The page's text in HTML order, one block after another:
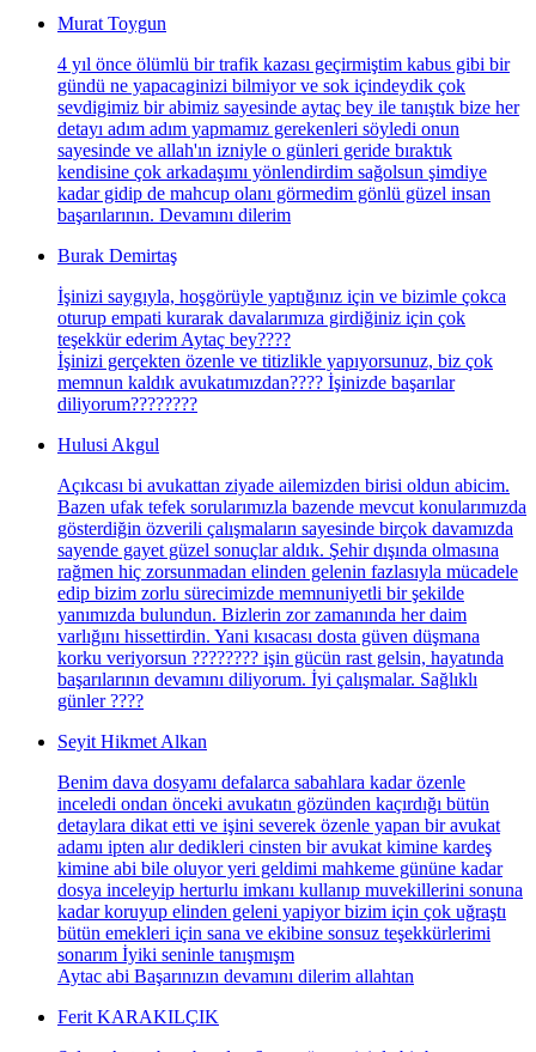
Murat Toygun
4 yıl önce ölümlü bir trafik kazası geçirmiştim kabus gibi bir
gündü ne yapacaginizi bilmiyor ve sok içindeydik çok
sevdigimiz bir abimiz sayesinde aytaç bey ile tanıştık bize her
detayı adım adım yapmamız gerekenleri söyledi onun
sayesinde ve allah'ın izniyle o günleri geride bıraktık
kendisine çok arkadaşımı yönlendirdim sağolsun şimdiye
kadar gidip de mahcup olanı görmedim gönlü güzel insan
başarılarının. Devamını dilerim
Burak Demirtaş
İşinizi saygıyla, hoşgörüyle yaptığınız için ve bizimle çokca
oturup empati kurarak davalarımıza girdiğiniz için çok
teşekkür ederim Aytaç bey????
İşinizi gerçekten özenle ve titizlikle yapıyorsunuz, biz çok
memnun kaldık avukatımızdan???? İşinizde başarılar
diliyorum????????
Hulusi Akgul
Açıkcası bi avukattan ziyade ailemizden birisi oldun abicim.
Bazen ufak tefek sorularımızla bazende mevcut konularımızda
gösterdiğin özverili çalışmaların sayesinde birçok davamızda
sayende gayet güzel sonuçlar aldık. Şehir dışında olmasına
rağmen hiç zorsunmadan elinden gelenin fazlasıyla mücadele
edip bizim zorlu sürecimizde memnuniyetli bir şekilde
yanımızda bulundun. Bizlerin zor zamanında her daim
varlığını hissettirdin. Yani kısacası dosta güven düşmana
korku veriyorsun ???????? işin gücün rast gelsin, hayatında
başarılarının devamını diliyorum. İyi çalışmalar. Sağlıklı
günler ????
Seyit Hikmet Alkan
Benim dava dosyamı defalarca sabahlara kadar özenle
inceledi ondan önceki avukatın gözünden kaçırdığı bütün
detaylara dikat etti ve işini severek özenle yapan bir avukat
adamı ipten alır dedikleri cinsten bir avukat kimine kardeş
kimine abi bile oluyor yeri geldimi mahkeme gününe kadar
dosya inceleyip herturlu imkanı kullanıp muvekillerini sonuna
kadar koruyup elinden geleni yapiyor bizim için çok uğraştı
bütün emekleri için sana ve ekibine sonsuz teşekkürlerimi
sonarım İyiki seninle tanışmışm
Aytac abi Başarınızın devamını dilerim allahtan
Ferit KARAKILÇIK